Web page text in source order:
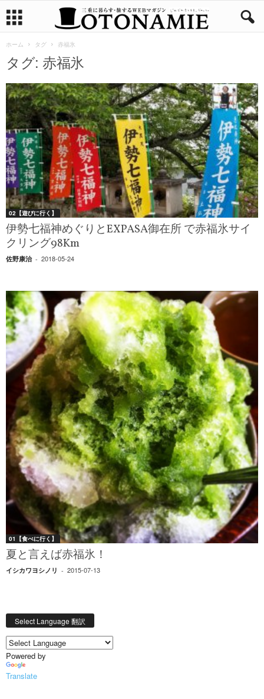
ホーム タグ 赤福氷
タグ: 赤福氷
02【遊びに行く】
伊勢七福神めぐりとEXPASA御在所 で赤福氷サイ
クリング98Km
佐野康治 - 2018-05-24
01【食べに行く】
夏と言えば赤福氷！
イシカワヨシノリ - 2015-07-13
Select Language 翻訳
Powered by
Translate